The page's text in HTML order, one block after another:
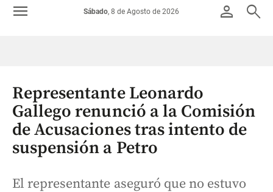
Colombia
person search
Sábado, 8 de Agosto de 2026
menu
Representante Leonardo
Gallego renunció a la Comisión
de Acusaciones tras intento de
suspensión a Petro
El representante aseguró que no estuvo